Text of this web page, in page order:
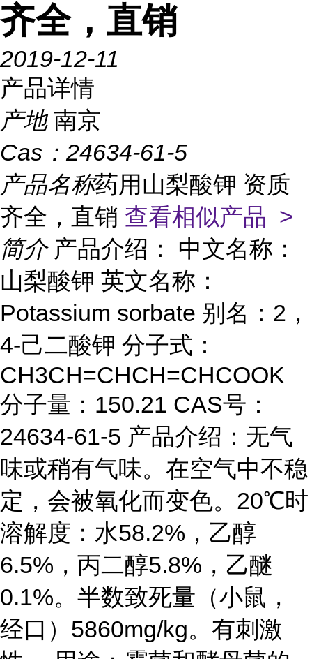
齐全，直销
2019-12-11
产品详情
产地 南京
Cas： 24634-61-5
产品名称药用山梨酸钾 资质
齐全，直销 查看相似产品 >
简介 产品介绍： 中文名称：
山梨酸钾 英文名称：
Potassium sorbate 别名：2，
4-己二酸钾 分子式：
CH3CH=CHCH=CHCOOK
分子量：150.21 CAS号：
24634-61-5 产品介绍：无气
味或稍有气味。在空气中不稳
定，会被氧化而变色。20℃时
溶解度：水58.2%，乙醇
6.5%，丙二醇5.8%，乙醚
0.1%。半数致死量（小鼠，
经口）5860mg/kg。有刺激